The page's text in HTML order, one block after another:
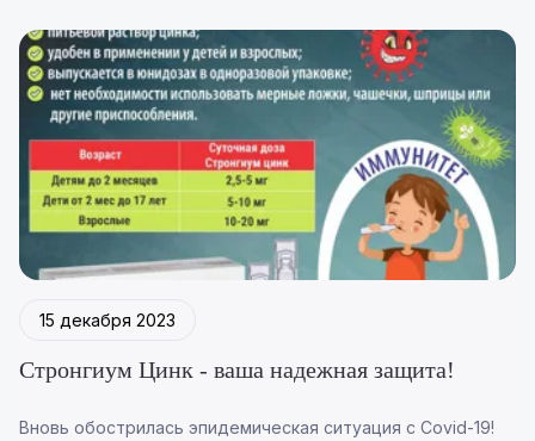
15 декабря 2023
Стронгиум Цинк - ваша надежная защита!
Вновь обострилась эпидемическая ситуация с Covid-19!